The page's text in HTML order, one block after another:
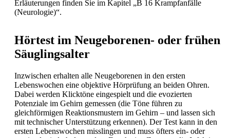
Erläuterungen finden Sie im Kapitel „B 16 Krampfanfälle
(Neurologie)“.
Hörtest im Neugeborenen- oder frühen
Säuglingsalter
Inzwischen erhalten alle Neugeborenen in den ersten
Lebenswochen eine objektive Hörprüfung an beiden Ohren.
Dabei werden Klicktöne eingespielt und die evozierten
Potenziale im Gehirn gemessen (die Töne führen zu
gleichförmigen Reaktionsmustern im Gehirn – und lassen sich
mit technischer Unterstützung erkennen). Der Test kann in den
ersten Lebenswochen misslingen und muss öfters ein- oder